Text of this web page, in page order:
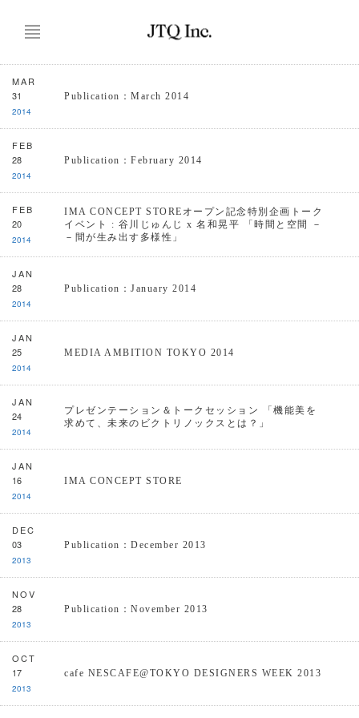
MAR
31
2014
Publication：March 2014
FEB
28
2014
Publication：February 2014
FEB
20
2014
IMA CONCEPT STOREオープン記念特別企画トーク
イベント : 谷川じゅんじ x 名和晃平 「時間と空間 －
－間が生み出す多様性」
JAN
28
2014
Publication：January 2014
JAN
25
2014
MEDIA AMBITION TOKYO 2014
JAN
24
2014
プレゼンテーション＆トークセッション 「機能美を
求めて、未来のビクトリノックスとは？」
JAN
16
2014
IMA CONCEPT STORE
DEC
03
2013
Publication：December 2013
NOV
28
2013
Publication：November 2013
OCT
17
2013
cafe NESCAFE@TOKYO DESIGNERS WEEK 2013